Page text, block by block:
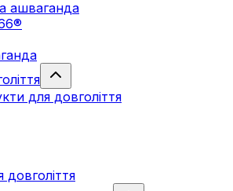
ашваганда
для довголіття
довголіття